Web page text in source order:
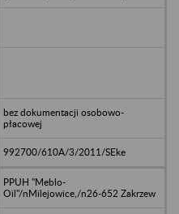
bez dokumentacji osobowo-
płacowej
992700/610A/3/2011/SEke
PPUH "Meblo-
Oil"/nMilejowice,/n26-652 Zakrzew